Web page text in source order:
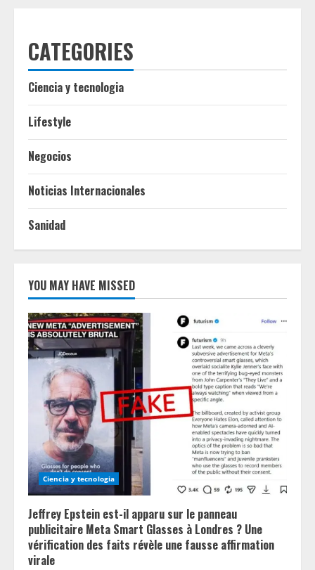
CATEGORIES
Ciencia y tecnologia
Lifestyle
Negocios
Noticias Internacionales
Sanidad
YOU MAY HAVE MISSED
Ciencia y tecnologia
Jeffrey Epstein est-il apparu sur le panneau
publicitaire Meta Smart Glasses à Londres ? Une
vérification des faits révèle une fausse affirmation
virale